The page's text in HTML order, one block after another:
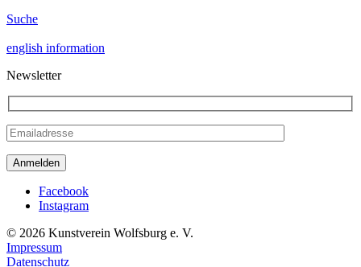
Suche
english information
Newsletter
Facebook
Instagram
© 2026 Kunstverein Wolfsburg e. V.
Impressum
Datenschutz